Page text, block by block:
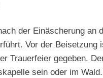
der Einäscherung an
Vor der Beisetzung
Trauerfeier gegeben.
sein oder im